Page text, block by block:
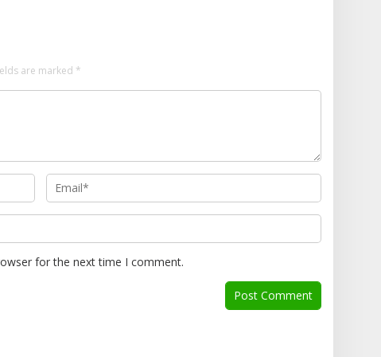
are marked *
for the next time I comment.